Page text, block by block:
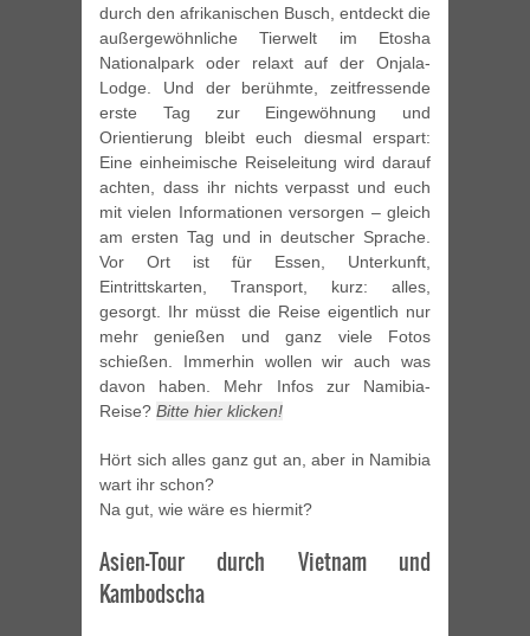
durch den afrikanischen Busch, entdeckt die
außergewöhnliche Tierwelt im Etosha
Nationalpark oder relaxt auf der Onjala-
Lodge. Und der berühmte, zeitfressende
erste Tag zur Eingewöhnung und
Orientierung bleibt euch diesmal erspart:
Eine einheimische Reiseleitung wird darauf
achten, dass ihr nichts verpasst und euch
mit vielen Informationen versorgen – gleich
am ersten Tag und in deutscher Sprache.
Vor Ort ist für Essen, Unterkunft,
Eintrittskarten, Transport, kurz: alles,
gesorgt. Ihr müsst die Reise eigentlich nur
mehr genießen und ganz viele Fotos
schießen. Immerhin wollen wir auch was
davon haben. Mehr Infos zur Namibia-
Reise? Bitte hier klicken!
Hört sich alles ganz gut an, aber in Namibia
wart ihr schon?
Na gut, wie wäre es hiermit?
Asien-Tour durch Vietnam und
Kambodscha